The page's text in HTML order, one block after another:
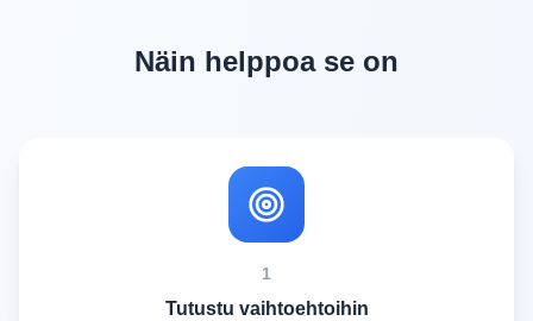
Näin helppoa se on
1
Tutustu vaihtoehtoihin